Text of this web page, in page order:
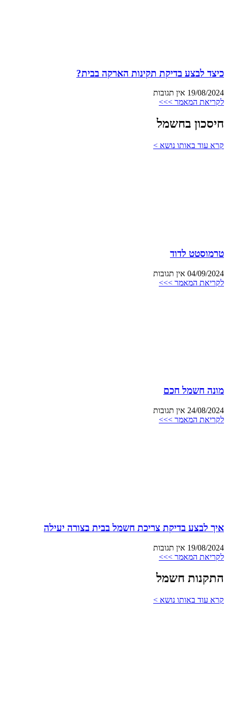
כיצד לבצע בדיקת תקינות הארקה בבית?
19/08/2024 אין תגובות
לקריאת המאמר >>>
חיסכון בחשמל
קרא עוד באותו נושא >
טרמוסטט לדוד
04/09/2024 אין תגובות
לקריאת המאמר >>>
מונה חשמל חכם
24/08/2024 אין תגובות
לקריאת המאמר >>>
איך לבצע בדיקת צריכת חשמל בבית בצורה יעילה
19/08/2024 אין תגובות
לקריאת המאמר >>>
התקנות חשמל
קרא עוד באותו נושא >